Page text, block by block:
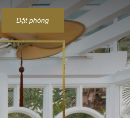
Đặt phòng